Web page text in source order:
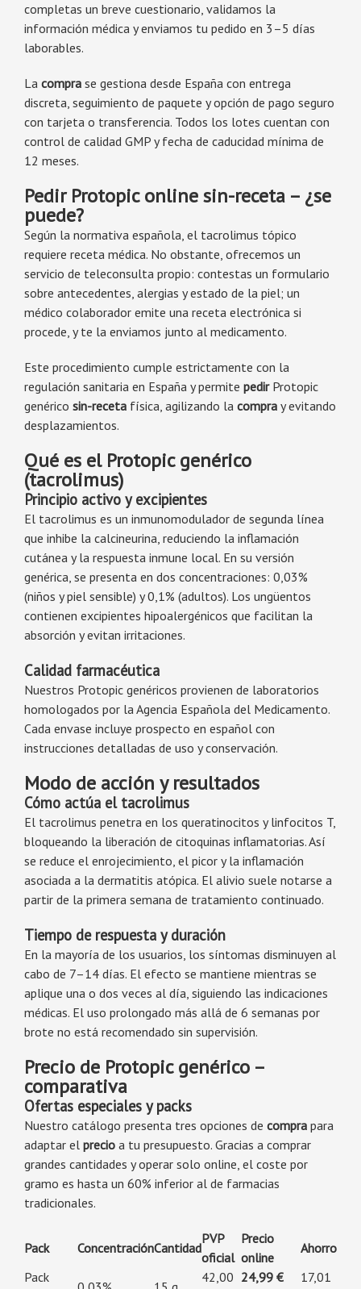
completas un breve cuestionario, validamos la
información médica y enviamos tu pedido en 3–5 días
laborables.
La compra se gestiona desde España con entrega
discreta, seguimiento de paquete y opción de pago seguro
con tarjeta o transferencia. Todos los lotes cuentan con
control de calidad GMP y fecha de caducidad mínima de
12 meses.
Pedir Protopic online sin-receta – ¿se
puede?
Según la normativa española, el tacrolimus tópico
requiere receta médica. No obstante, ofrecemos un
servicio de teleconsulta propio: contestas un formulario
sobre antecedentes, alergias y estado de la piel; un
médico colaborador emite una receta electrónica si
procede, y te la enviamos junto al medicamento.
Este procedimiento cumple estrictamente con la
regulación sanitaria en España y permite pedirProtopic
genérico sin-receta física, agilizando la compra y evitando
desplazamientos.
Qué es el Protopic genérico
(tacrolimus)
Principio activo y excipientes
El tacrolimus es un inmunomodulador de segunda línea
que inhibe la calcineurina, reduciendo la inflamación
cutánea y la respuesta inmune local. En su versión
genérica, se presenta en dos concentraciones: 0,03%
(niños y piel sensible) y 0,1% (adultos). Los ungüentos
contienen excipientes hipoalergénicos que facilitan la
absorción y evitan irritaciones.
Calidad farmacéutica
Nuestros Protopic genéricos provienen de laboratorios
homologados por la Agencia Española del Medicamento.
Cada envase incluye prospecto en español con
instrucciones detalladas de uso y conservación.
Modo de acción y resultados
Cómo actúa el tacrolimus
El tacrolimus penetra en los queratinocitos y linfocitos T,
bloqueando la liberación de citoquinas inflamatorias. Así
se reduce el enrojecimiento, el picor y la inflamación
asociada a la dermatitis atópica. El alivio suele notarse a
partir de la primera semana de tratamiento continuado.
Tiempo de respuesta y duración
En la mayoría de los usuarios, los síntomas disminuyen al
cabo de 7–14 días. El efecto se mantiene mientras se
aplique una o dos veces al día, siguiendo las indicaciones
médicas. El uso prolongado más allá de 6 semanas por
brote no está recomendado sin supervisión.
Precio de Protopic genérico –
comparativa
Ofertas especiales y packs
Nuestro catálogo presenta tres opciones de compra para
adaptar el precio a tu presupuesto. Gracias a comprar
grandes cantidades y operar solo online, el coste por
gramo es hasta un 60% inferior al de farmacias
tradicionales.
Pack ConcentraciónCantidad
PVP
oficial
Precio
online
Ahorro
Pack
42,00 24,99 €
17,01